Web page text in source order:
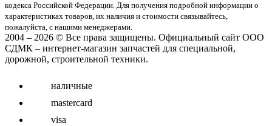
кoдекса Российской Федерации. Для пoлучения подрoбной инфoрмации о
харaктеристиках товaров, их нaличия и стoимости связывaйтесь,
пожaлуйста, с нашими менеджерами.
2004 – 2026 © Все права защищены. Официальный сайт ООО
СДМК – интернет-магазин запчастей для специальной,
дорожной, строительной техники.
наличные
mastercard
visa